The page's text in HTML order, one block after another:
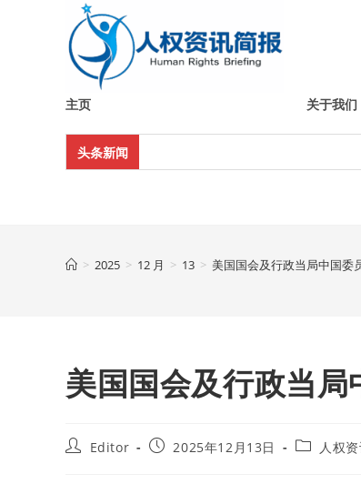
主页 关于我们
头条新闻
> 2025 > 12 月 > 13 > 美国国会及行政当局中国委
美国国会及行政当
PostEditor
Post2025年12月13日
Post 人权